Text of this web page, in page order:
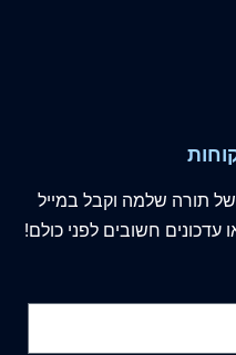
של תורה שלמה וקבל במייל
חשובים לפני כולם!